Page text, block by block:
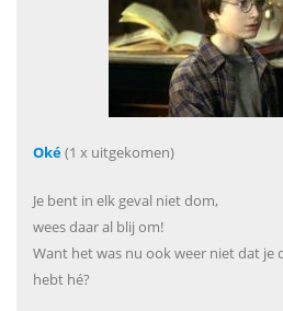
Oké(1 x uitgekomen)
Je bent in elk geval niet dom,
wees daar al blij om!
Want het was nu ook weer niet dat je
hebt hé?